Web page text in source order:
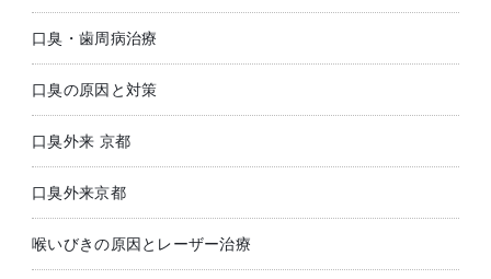
口臭・歯周病治療
口臭の原因と対策
口臭外来 京都
口臭外来京都
喉いびきの原因とレーザー治療